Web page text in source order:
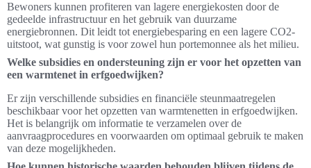
Bewoners kunnen profiteren van lagere energiekosten door de
gedeelde infrastructuur en het gebruik van duurzame
energiebronnen. Dit leidt tot energiebesparing en een lagere CO2-
uitstoot, wat gunstig is voor zowel hun portemonnee als het milieu.
Welke subsidies en ondersteuning zijn er voor het opzetten van
een warmtenet in erfgoedwijken?
Er zijn verschillende subsidies en financiële steunmaatregelen
beschikbaar voor het opzetten van warmtenetten in erfgoedwijken.
Het is belangrijk om informatie te verzamelen over de
aanvraagprocedures en voorwaarden om optimaal gebruik te maken
van deze mogelijkheden.